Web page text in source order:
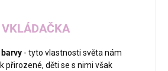
VKLÁDAČKA
barvy- tyto vlastnosti světa nám
přirozené, děti se s nimi však